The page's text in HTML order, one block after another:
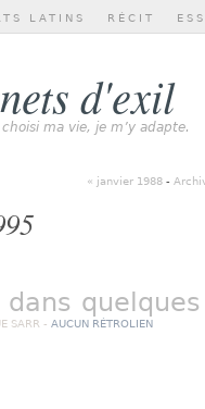
d'exil
choisi ma vie, je m’y adapte.
LATINS RÉCIT
« janvier 1988-
dans
SARR - AUCUN RÉTROLIEN